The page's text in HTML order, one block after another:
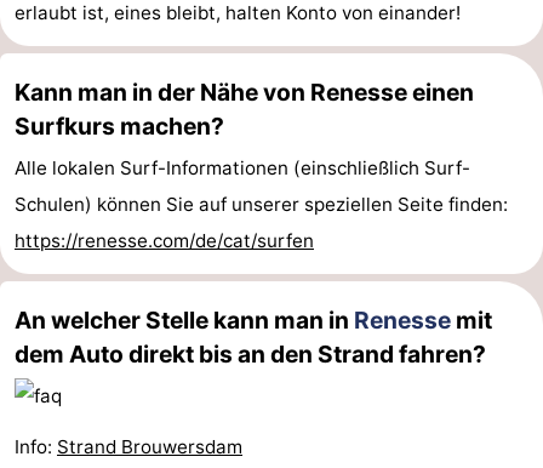
erlaubt ist, eines bleibt, halten Konto von einander!
Kann man in der Nähe von Renesse einen
Surfkurs machen?
Alle lokalen Surf-Informationen (einschließlich Surf-
Schulen) können Sie auf unserer speziellen Seite finden:
https://renesse.com/de/cat/surfen
An welcher Stelle kann man in Renesse mit
dem Auto direkt bis an den Strand fahren?
Info: Strand Brouwersdam